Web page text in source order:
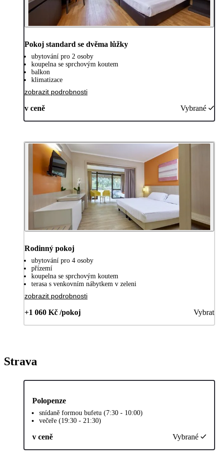
Pokoj standard se dvěma lůžky
ubytování pro 2 osoby
koupelna se sprchovým koutem
balkon
klimatizace
zobrazit podrobnosti
v ceně Vybrané
Rodinný pokoj
ubytování pro 4 osoby
přízemí
koupelna se sprchovým koutem
terasa s venkovním nábytkem v zeleni
zobrazit podrobnosti
+1 060 Kč /pokoj Vybrat
Strava
Polopenze
snídaně formou bufetu (7:30 - 10:00)
večeře (19:30 - 21:30)
v ceně Vybrané